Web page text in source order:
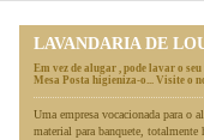
LAVANDARIA DE
Em vez de alugar , pode lavar o
Mesa Posta higieniza-o... Visite o
Uma empresa vocacionada para o
material para banquete,